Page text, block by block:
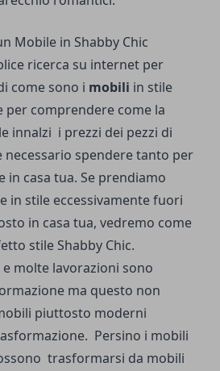
Mobile in Shabby Chic
ricerca su internet per
come sono i mobili in stile
per comprendere come la
innalzi i prezzi dei pezzi di
necessario spendere tanto per
casa tua. Se prendiamo
in stile eccessivamente fuori
in casa tua, vedremo come
stile Shabby Chic.
molte lavorazioni sono
ma questo non
piuttosto moderni
Persino i mobili
trasformarsi da mobili